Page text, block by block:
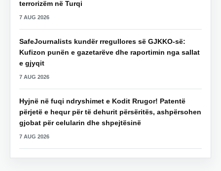
terrorizëm në Turqi
7 AUG 2026
SafeJournalists kundër rregullores së GJKKO-së:
Kufizon punën e gazetarëve dhe raportimin nga sallat
e gjyqit
7 AUG 2026
Hyjnë në fuqi ndryshimet e Kodit Rrugor! Patentë
përjetë e hequr për të dehurit përsëritës, ashpërsohen
gjobat për celularin dhe shpejtësinë
7 AUG 2026